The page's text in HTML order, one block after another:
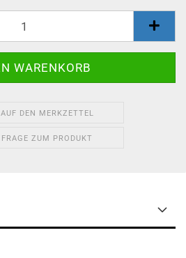
AUF DEN MERKZETTEL
FRAGE ZUM PRODUKT